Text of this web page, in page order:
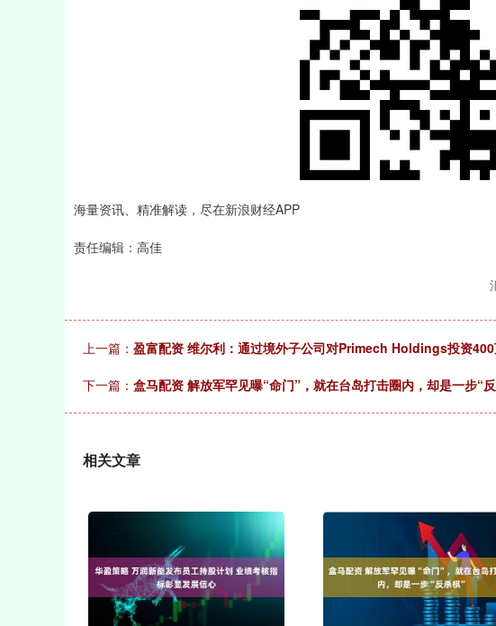
海量资讯、精准解读，尽在新浪财经APP
责任编辑：高佳
上一篇： 盈富配资 维尔利：通过境外子公司对Primech Holdings投资
下一篇： 盒马配资 解放军罕见曝“命门”，就在台岛打击圈内，却是一步“
相关文章